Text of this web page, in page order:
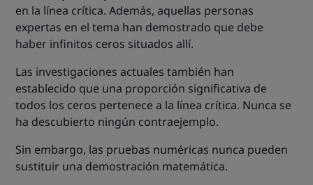
en la línea crítica. Además, aquellas personas
expertas en el tema han demostrado que debe
haber infinitos ceros situados allí.
Las investigaciones actuales también han
establecido que una proporción significativa de
todos los ceros pertenece a la línea crítica. Nunca se
ha descubierto ningún contraejemplo.
Sin embargo, las pruebas numéricas nunca pueden
sustituir una demostración matemática.